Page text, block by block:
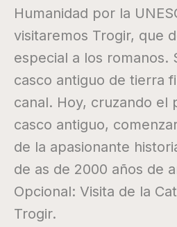
Humanidad por la
visitaremos Trogir, que
especial a los romanos.
casco antiguo de tierra
canal. Hoy, cruzando el
casco antiguo,
de la apasionante
de as de 2000 años de
Opcional: Visita de la
Trogir.